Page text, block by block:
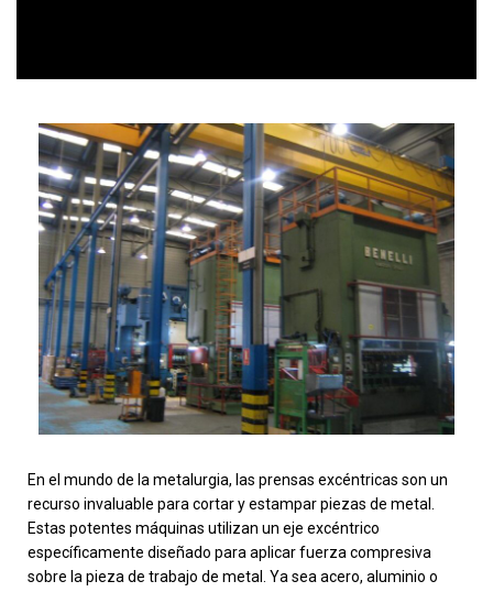
En el mundo de la metalurgia, las prensas excéntricas son un
recurso invaluable para cortar y estampar piezas de metal.
Estas potentes máquinas utilizan un eje excéntrico
específicamente diseñado para aplicar fuerza compresiva
sobre la pieza de trabajo de metal. Ya sea acero, aluminio o